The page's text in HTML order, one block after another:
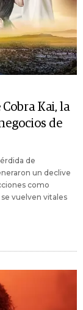
Kai, la
de
de
un declive
como
se vuelven vitales